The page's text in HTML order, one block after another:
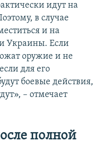
идут на
в случае
и на
Украины. Если
оружие и не
для его
боевые действия,
– отмечает
полной